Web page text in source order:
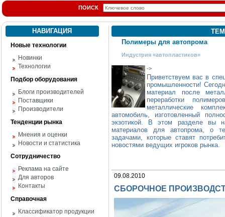
ПОИСК
НАВИГАЦИЯ
Новые технологии
Новинки
Технологии
Подбор оборудования
Блоги производителей
Поставщики
Производители
Тенденции рынка
Мнения и оценки
Новости и статистика
Сотрудничество
Реклама на сайте
Для авторов
Контакты
Справочная
Классификатор продукции
Полимеры для автопрома
Индустрия «автопластиков»
->
Приветствуем вас в
промышленности!
материал после
переработки
металлические
автомобиль, изготовленный
экзотикой. В этом разделе вы
материалов для автопрома, о
задачами, которые ставят
новостями ведущих игроков рынка.
09.08.2010
СБОРОЧНОЕ